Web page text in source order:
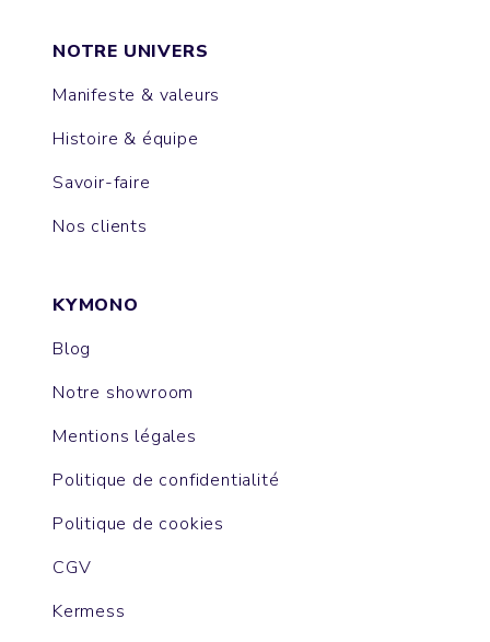
NOTRE UNIVERS
Manifeste & valeurs
Histoire & équipe
Savoir-faire
Nos clients
KYMONO
Blog
Notre showroom
Mentions légales
Politique de confidentialité
Politique de cookies
CGV
Kermess